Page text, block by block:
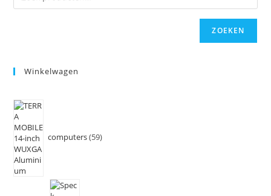
ZOEKEN
Winkelwagen
computers 59